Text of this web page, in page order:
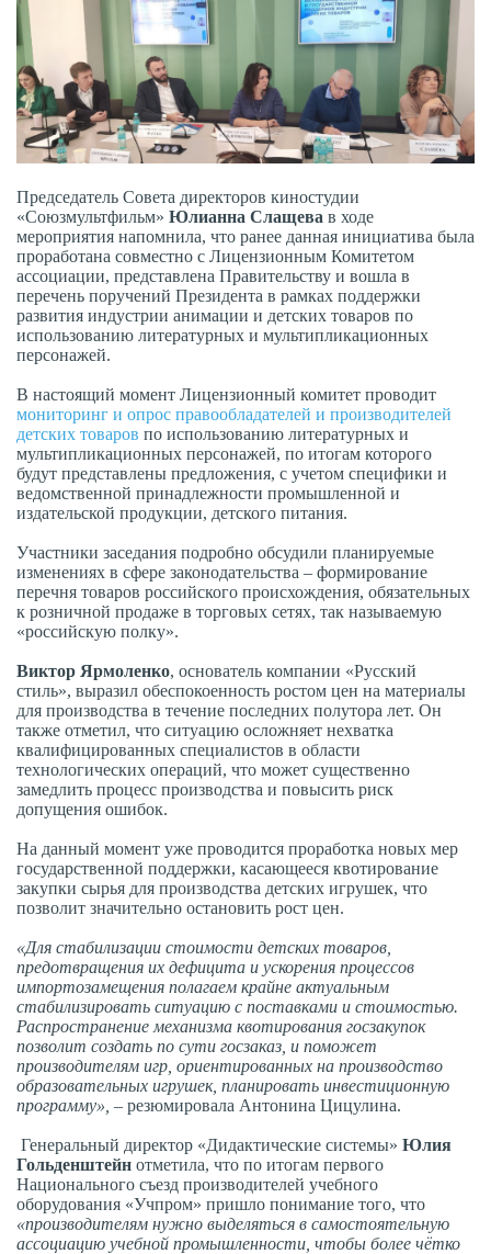
Председатель Совета директоров киностудии
«Союзмультфильм» Юлианна Слащева в ходе
мероприятия напомнила, что ранее данная инициатива была
проработана совместно с Лицензионным Комитетом
ассоциации, представлена Правительству и вошла в
перечень поручений Президента в рамках поддержки
развития индустрии анимации и детских товаров по
использованию литературных и мультипликационных
персонажей.
В настоящий момент Лицензионный комитет проводит
мониторинг и опрос правообладателей и производителей
детских товаров по использованию литературных и
мультипликационных персонажей, по итогам которого
будут представлены предложения, с учетом специфики и
ведомственной принадлежности промышленной и
издательской продукции, детского питания.
Участники заседания подробно обсудили планируемые
изменениях в сфере законодательства – формирование
перечня товаров российского происхождения, обязательных
к розничной продаже в торговых сетях, так называемую
«российскую полку».
Виктор Ярмоленко, основатель компании «Русский
стиль», выразил обеспокоенность ростом цен на материалы
для производства в течение последних полутора лет. Он
также отметил, что ситуацию осложняет нехватка
квалифицированных специалистов в области
технологических операций, что может существенно
замедлить процесс производства и повысить риск
допущения ошибок.
На данный момент уже проводится проработка новых мер
государственной поддержки, касающееся квотирование
закупки сырья для производства детских игрушек, что
позволит значительно остановить рост цен.
«Для стабилизации стоимости детских товаров,
предотвращения их дефицита и ускорения процессов
импортозамещения полагаем крайне актуальным
стабилизировать ситуацию с поставками и стоимостью.
Распространение механизма квотирования госзакупок
позволит создать по сути госзаказ, и поможет
производителям игр, ориентированных на производство
образовательных игрушек, планировать инвестиционную
программу», – резюмировала Антонина Цицулина.
Генеральный директор «Дидактические системы» Юлия
Гольденштейн отметила, что по итогам первого
Национального съезд производителей учебного
оборудования «Учпром» пришло понимание того, что
«производителям нужно выделяться в самостоятельную
ассоциацию учебной промышленности, чтобы более чётко